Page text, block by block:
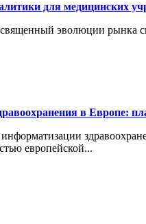
для медицинских
эволюции рынка
в Европе:
европейской...